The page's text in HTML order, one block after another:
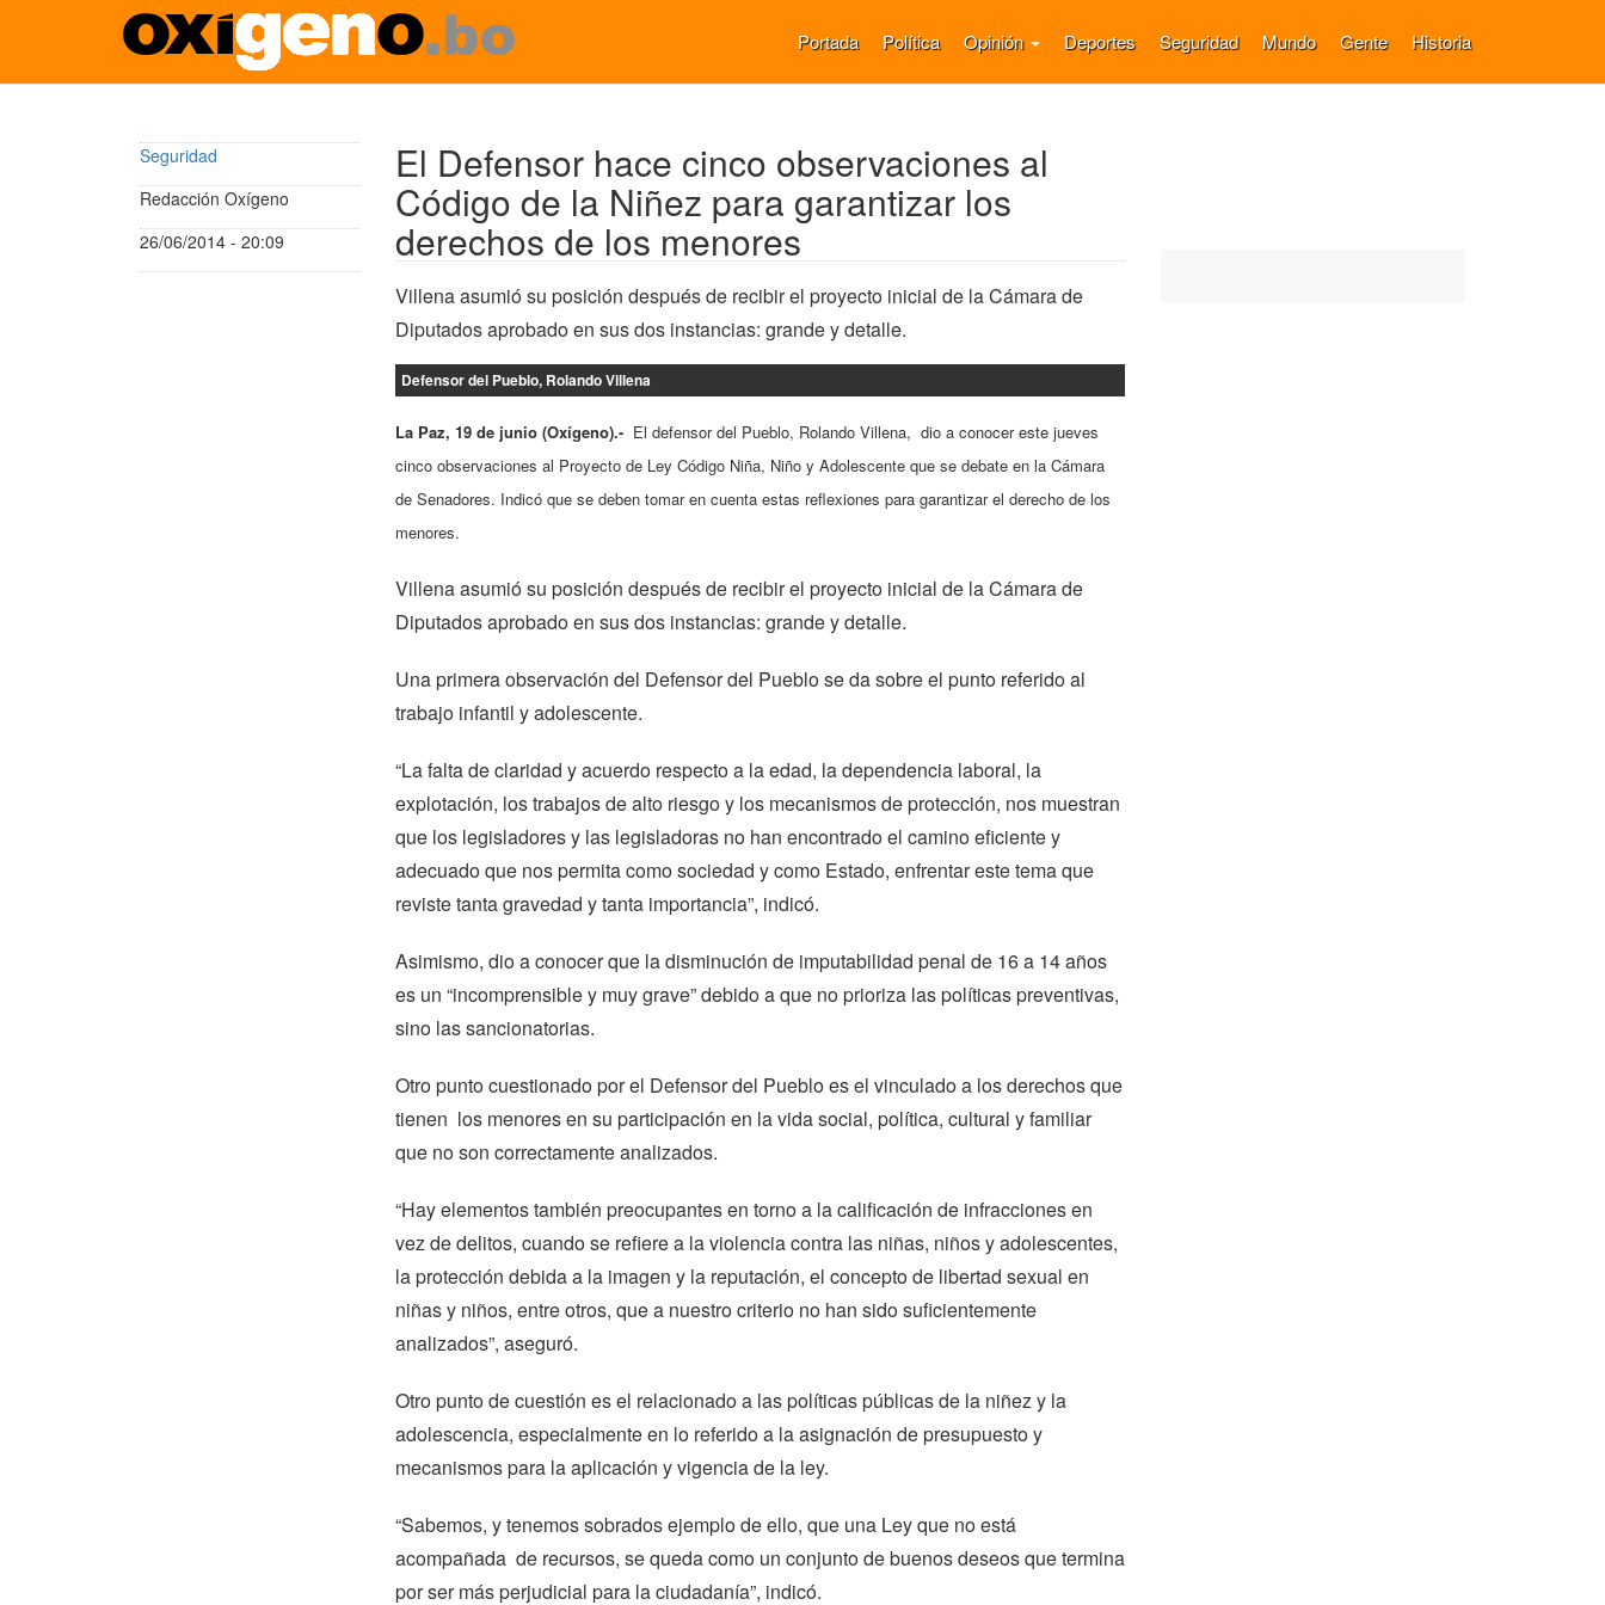
Pasar
Portada Política Opinión Deportes Seguridad Mundo Gente Historia
Seguridad
Redacción Oxígeno
26/06/2014 - 20:09
El Defensor hace cinco observaciones al
Código de la Niñez para garantizar los
derechos de los menores
Villena asumió su posición después de recibir el proyecto inicial de la Cámara de
Diputados aprobado en sus dos instancias: grande y detalle.
Defensor del Pueblo, Rolando Villena
La Paz, 19 de junio (Oxígeno).- El defensor del Pueblo, Rolando Villena, dio a conocer este jueves
cinco observaciones al Proyecto de Ley Código Niña, Niño y Adolescente que se debate en la Cámara
de Senadores. Indicó que se deben tomar en cuenta estas reflexiones para garantizar el derecho de los
menores.
Villena asumió su posición después de recibir el proyecto inicial de la Cámara de
Diputados aprobado en sus dos instancias: grande y detalle.
Una primera observación del Defensor del Pueblo se da sobre el punto referido al
trabajo infantil y adolescente.
“La falta de claridad y acuerdo respecto a la edad, la dependencia laboral, la
explotación, los trabajos de alto riesgo y los mecanismos de protección, nos muestran
que los legisladores y las legisladoras no han encontrado el camino eficiente y
adecuado que nos permita como sociedad y como Estado, enfrentar este tema que
reviste tanta gravedad y tanta importancia”, indicó.
Asimismo, dio a conocer que la disminución de imputabilidad penal de 16 a 14 años
es un “incomprensible y muy grave” debido a que no prioriza las políticas preventivas,
sino las sancionatorias.
Otro punto cuestionado por el Defensor del Pueblo es el vinculado a los derechos que
tienen los menores en su participación en la vida social, política, cultural y familiar
que no son correctamente analizados.
“Hay elementos también preocupantes en torno a la calificación de infracciones en
vez de delitos, cuando se refiere a la violencia contra las niñas, niños y adolescentes,
la protección debida a la imagen y la reputación, el concepto de libertad sexual en
niñas y niños, entre otros, que a nuestro criterio no han sido suficientemente
analizados”, aseguró.
Otro punto de cuestión es el relacionado a las políticas públicas de la niñez y la
adolescencia, especialmente en lo referido a la asignación de presupuesto y
mecanismos para la aplicación y vigencia de la ley.
“Sabemos, y tenemos sobrados ejemplo de ello, que una Ley que no está
acompañada de recursos, se queda como un conjunto de buenos deseos que termina
por ser más perjudicial para la ciudadanía”, indicó.